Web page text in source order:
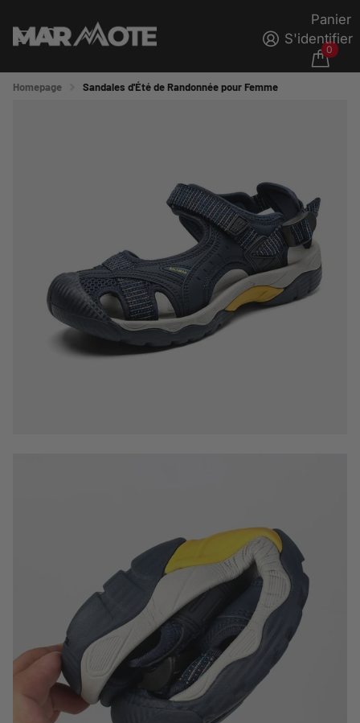
S'identifier
Panier
0
Homepage Sandales d'Été de Randonnée pour Femme